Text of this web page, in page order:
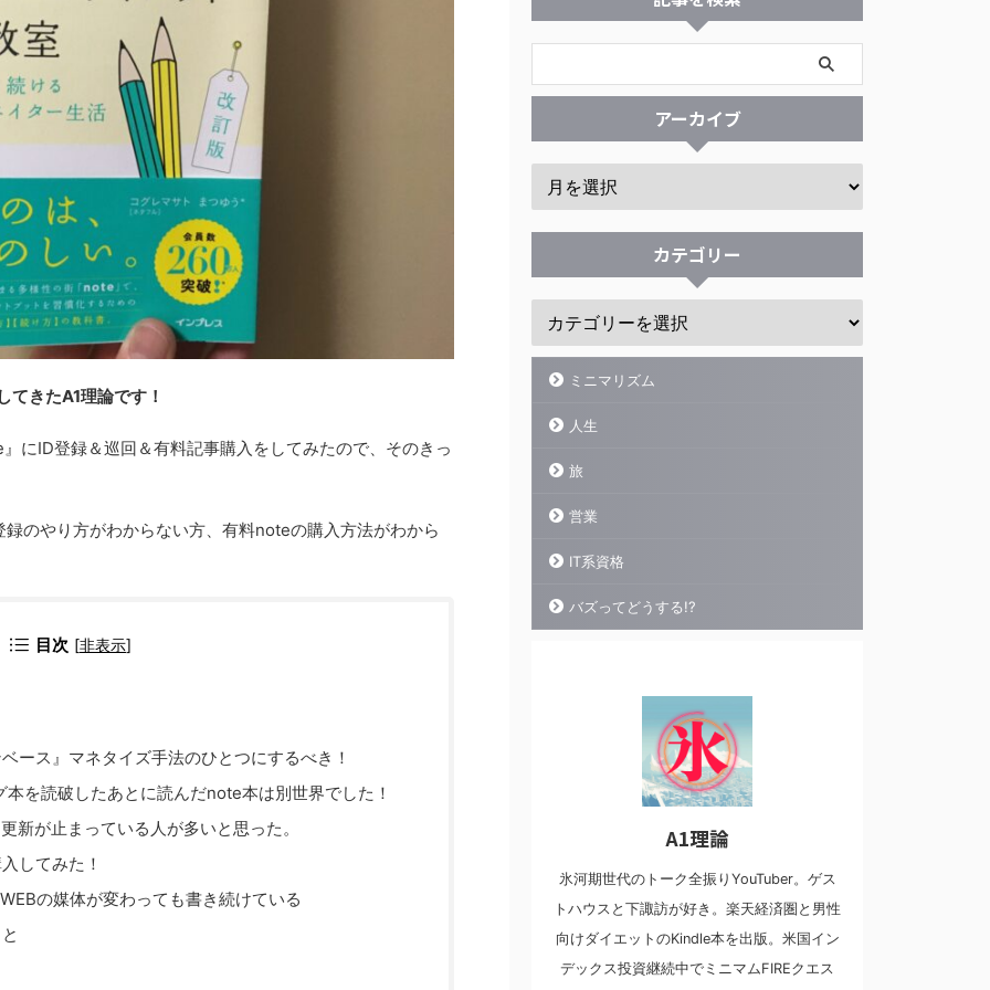
きたA1理論です！
にID登録＆巡回＆有料記事購入をしてみたので、そのきっ
のやり方がわからない方、有料noteの購入方法がわから
目次 [非表示]
ース』マネタイズ手法のひとつにするべき！
を読破したあとに読んだnote本は別世界でした！
新が止まっている人が多いと思った。
してみた！
の媒体が変わっても書き続けている
アーカイブ
カテゴリー
ミニマリズム
人生
旅
営業
IT系資格
バズってどうする!?
A1理論
氷河期世代のトーク全振りYouTuber。ゲス
トハウスと下諏訪が好き。楽天経済圏と男性
向けダイエットのKindle本を出版。米国イン
デックス投資継続中でミニマムFIREクエス